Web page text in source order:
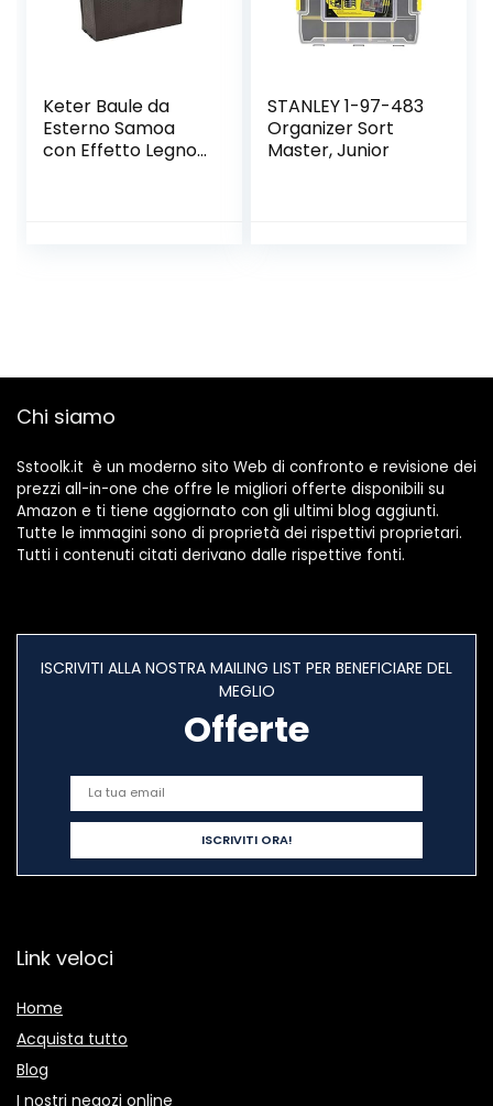
Keter Baule da
Esterno Samoa
con Effetto Legno,
STANLEY 1-97-483
Organizer Sort
Master, Junior
Chi siamo
Sstoolk.it è un moderno sito Web di confronto e revisione dei
prezzi all-in-one che offre le migliori offerte disponibili su
Amazon e ti tiene aggiornato con gli ultimi blog aggiunti.
Tutte le immagini sono di proprietà dei rispettivi proprietari.
Tutti i contenuti citati derivano dalle rispettive fonti.
ISCRIVITI ALLA NOSTRA MAILING LIST PER BENEFICIARE DEL
MEGLIO
Offerte
Link veloci
Home
Acquista tutto
Blog
I nostri negozi online